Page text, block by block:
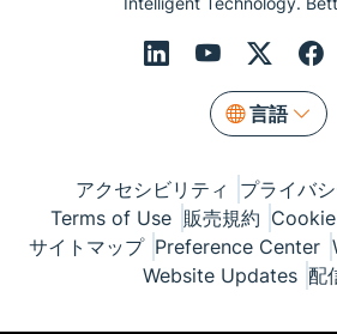
言語
アクセシビリティ
プライバ
Terms of Use 販売規約
サイトマップ Preference Center
Website Updates 配